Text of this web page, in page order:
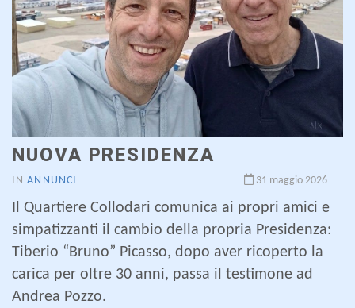
NUOVA PRESIDENZA
INANNUNCI 31 maggio 2026
Il Quartiere Collodari comunica ai propri amici e
simpatizzanti il cambio della propria Presidenza:
Tiberio “Bruno” Picasso, dopo aver ricoperto la
carica per oltre 30 anni, passa il testimone ad
Andrea Pozzo.